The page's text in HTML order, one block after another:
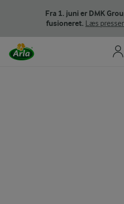
Fra 1. juni er DMK
fusioneret. Læs